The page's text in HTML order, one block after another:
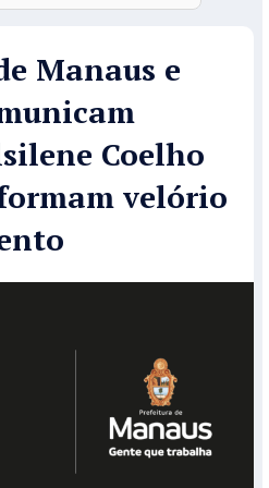
Manaus e
Coelho
velório